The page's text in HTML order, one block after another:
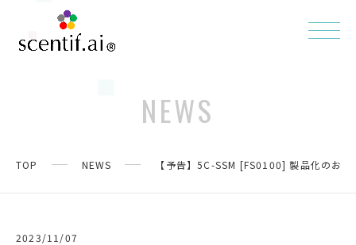
NEWS
TOP NEWS 【予告】5C-SSM [FS0100] 製品化のお知
2023/11/07